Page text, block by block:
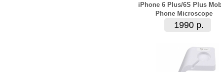
iPhone 6 Plus/6S Plus
Phone Microscope
1990 р.